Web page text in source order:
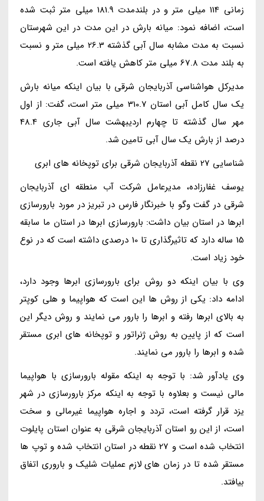
زمانی 114 میلی متر و در بلندمدت 181.9 میلی متر ثبت شده
است، اضافه نمود: میانه بارش در این مدت در این شهرستان
نسبت به مدت مشابه سال آبی گذشته 26.3 میلی متر و نسبت
به بلند مدت 67.8 میلی متر کاهش یافته است.
مدیرکل هواشناسی آذربایجان شرقی با بیان اینکه میانه بارش
یک سال کامل آبی استان 310.7 میلی متر است، گفت: از اول
مهر سال گذشته تا چهارم اردیبهشت سال آبی جاری 48.4
درصد از بارش یک سال آبی تامین شد.
شناسایی 27 نقطه آذربایجان شرقی برای توپخانه های ابری
یوسف غفارزاده، مدیرعامل شرکت آب منطقه ای آذربایجان
شرقی در گفت وگو با خبرنگار فارس در تبریز در مورد بارورسازی
ابرها در استان بیان داشت: بارورسازی ابرها در استان ما سابقه
15 ساله دارد که تاثیرگذاری تا 10 درصدی داشته است که در نوع
خود زیاد است.
وی با بیان اینکه دو روش برای بارورسازی ابرها وجود دارد،
ادامه داد: یکی از روش ها این است که هواپیما و هلی کوپتر
به بالای ابرها رفته و ابرها را بارور می نمایند و روش دیگر این
است که از پایین به روش ژنراتور و توپخانه های ابری مستقر
شده و ابرها را بارور می نمایند.
وی یادآور شد: با توجه به اینکه مقوله بارورسازی با هواپیما
مالی نیست و بعلاوه با توجه به اینکه مرکز بارورسازی در شهر
یزد قرار گرفته است، تردد و اجاره هواپیما غیرمالی و سخت
است، از این رو استان آذربایجان شرقی به عنوان استان پایلوت
انتخاب شده است و 27 نقطه در استان انتخاب شده و توپ ها
مستقر شده تا در زمان های لازم عملیات شلیک و باروری اتفاق
بیافتد.